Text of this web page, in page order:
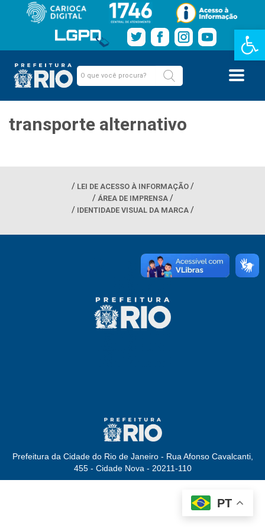
Barra de
transporte alternativo
LEI DE ACESSO À INFORMAÇÃO
ÁREA DE IMPRENSA
IDENTIDADE VISUAL DA MARCA
Prefeitura da Cidade do Rio de Janeiro - Rua Afonso Cavalcanti,
455 - Cidade Nova - 20211-110
PT